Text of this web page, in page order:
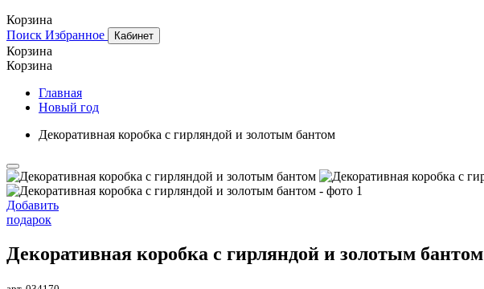
Корзина
Поиск Избранное Кабинет
Корзина
Корзина
Главная
Новый год
Декоративная коробка с гирляндой и золотым бантом
Добавить
подарок
Декоративная коробка с гирляндой и золотым бантом